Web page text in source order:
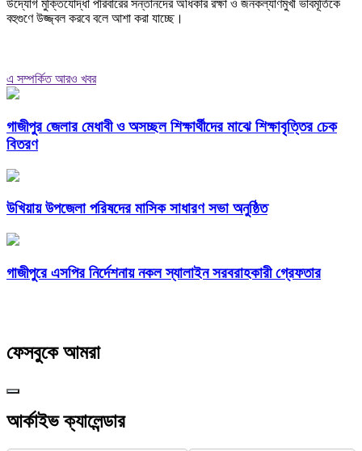
উদ্যোগ মুক্তিযোদ্ধা পরিবারের সন্তানদের অধিকার রক্ষা ও জনকল্যাণমুখী ভাবমূর্তিকে
বহুগুণে উজ্জ্বল করবে বলে আশা করা যাচ্ছে।
এ সম্পর্কিত আরও খবর
গাজীপুর জেলার মেধাবী ও অসচ্ছল শিক্ষার্থীদের মাঝে শিক্ষাবৃত্তির চেক
বিতরণ
উখিয়ায় উপজেলা পরিষদের মাসিক সাধারণ সভা অনুষ্ঠিত
গাজীপুরে এসপির নির্দেশনায় নকল স্যালাইন সরবরাহকারী গ্রেফতার
ফেসবুকে আমরা
আর্কাইভ ক্যালেন্ডার